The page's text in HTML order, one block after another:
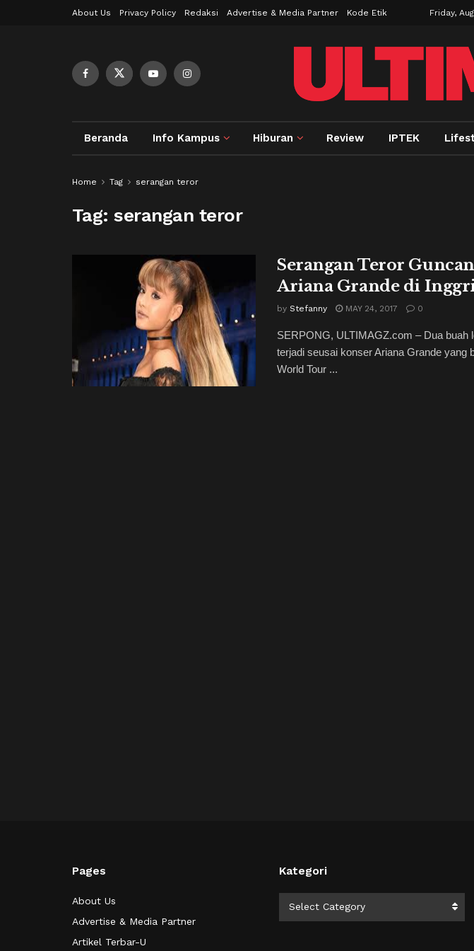
About Us Privacy Policy Redaksi Advertise & Media Partner Kode Etik Friday,
Beranda Info Kampus Hiburan Review IPTEK
Home Tag serangan teror
Tag:serangan teror
Serangan Teror
Ariana Grande di
by Stefanny MAY 24, 2017 0
SERPONG, ULTIMAGZ.com – Dua buah
terjadi seusai konser Ariana Grande yang
World Tour ...
Pages
About Us
Advertise & Media Partner
Artikel Terbar-U
Kategori
Select Category